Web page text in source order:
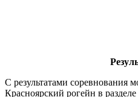
С результатами соревнования
Красноярский рогейн в разделе